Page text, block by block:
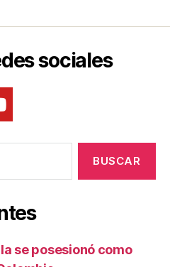
sociales
se posesionó como